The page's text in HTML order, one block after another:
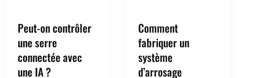
Peut-on contrôler
une serre
connectée avec
une IA ?
Comment
fabriquer un
système
d’arrosage